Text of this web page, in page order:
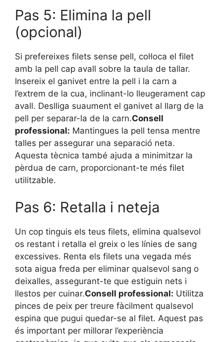
Pas 5: Elimina la pell
(opcional)
Si prefereixes filets sense pell, col·loca el filet
amb la pell cap avall sobre la taula de tallar.
Insereix el ganivet entre la pell i la carn a
l’extrem de la cua, inclinant-lo lleugerament cap
avall. Deslliga suaument el ganivet al llarg de la
pell per separar-la de la carn.Consell
professional: Mantingues la pell tensa mentre
talles per assegurar una separació neta.
Aquesta tècnica també ajuda a minimitzar la
pèrdua de carn, proporcionant-te més filet
utilitzable.
Pas 6: Retalla i neteja
Un cop tinguis els teus filets, elimina qualsevol
os restant i retalla el greix o les línies de sang
excessives. Renta els filets una vegada més
sota aigua freda per eliminar qualsevol sang o
deixalles, assegurant-te que estiguin nets i
llestos per cuinar.Consell professional: Utilitza
pinces de peix per treure fàcilment qualsevol
espina que pugui quedar-se al filet. Aquest pas
és important per millorar l’experiència